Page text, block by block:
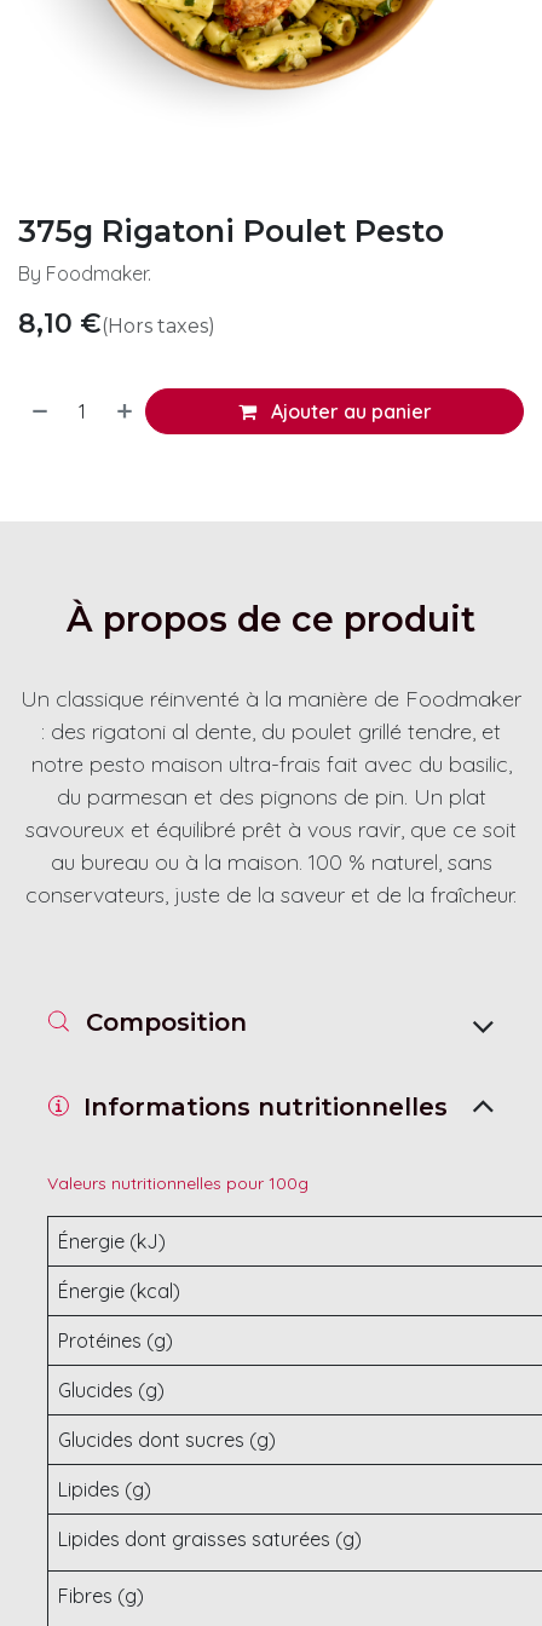
375g Rigatoni Poulet Pesto
By Foodmaker.
8,10 €(Hors taxes)
Ajouter au panier
À propos de ce produit
Un classique réinventé à la manière de Foodmaker
: des rigatoni al dente, du poulet grillé tendre, et
notre pesto maison ultra-frais fait avec du basilic,
du parmesan et des pignons de pin. Un plat
savoureux et équilibré prêt à vous ravir, que ce soit
au bureau ou à la maison. 100 % naturel, sans
conservateurs, juste de la saveur et de la fraîcheur.
Composition
Informations nutritionnelles
Valeurs nutritionnelles pour 100g
Énergie (kJ)
Énergie (kcal)
Protéines (g)
Glucides (g)
Glucides dont sucres (g)
Lipides (g)
Lipides dont graisses saturées (g)
Fibres (g)